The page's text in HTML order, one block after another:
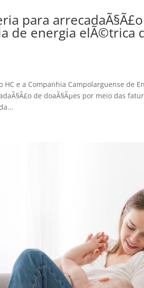
para
de energia elÃ©trica
e a Companhia Campolarguense de
de doaÃ§Ãµes por meio das